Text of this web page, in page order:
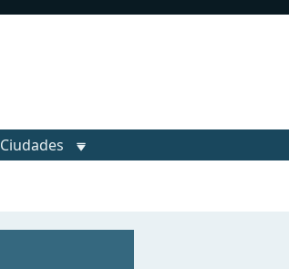
Ciudades